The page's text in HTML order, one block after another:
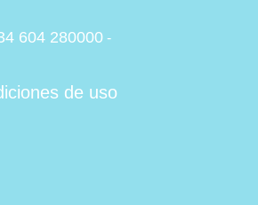
604 280000 -
de uso